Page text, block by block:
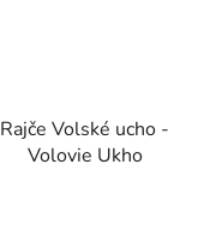
Rajče Volské ucho -
Volovie Ukho